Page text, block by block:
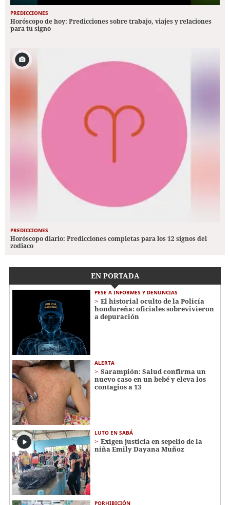
PREDICCIONES
Horóscopo de hoy: Predicciones sobre trabajo, viajes y relaciones
para tu signo
PREDICCIONES
Horóscopo diario: Predicciones completas para los 12 signos del
zodiaco
EN PORTADA
PESE A INFORMES Y DENUNCIAS
El historial oculto de la Policía
hondureña: oficiales sobrevivieron
a depuración
ALERTA
Sarampión: Salud confirma un
nuevo caso en un bebé y eleva los
contagios a 13
LUTO EN SABÁ
Exigen justicia en sepelio de la
niña Emily Dayana Muñoz
PORHIBICIÓN